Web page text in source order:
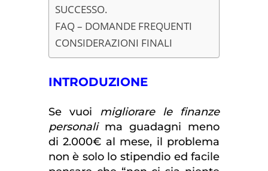
SUCCESSO.
FAQ – DOMANDE FREQUENTI
CONSIDERAZIONI FINALI
INTRODUZIONE
Se vuoi migliorare le finanze
personalima guadagni meno
di 2.000€ al mese, il problema
non è solo lo stipendio ed facile